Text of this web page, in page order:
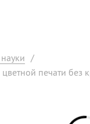
/
печати без